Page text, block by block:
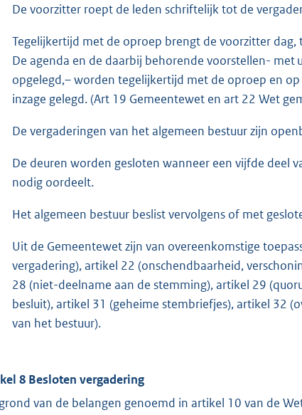
De voorzitter roept de leden schriftelijk tot de
Tegelijkertijd met de oproep brengt de voorzitter
De agenda en de daarbij behorende voorstellen-
opgelegd,– worden tegelijkertijd met de oproep en
inzage gelegd. (Art 19 Gemeentewet en art 22 Wet
De vergaderingen van het algemeen bestuur zijn
De deuren worden gesloten wanneer een vijfde deel
nodig oordeelt.
Het algemeen bestuur beslist vervolgens of met
Uit de Gemeentewet zijn van overeenkomstige
vergadering), artikel 22 (onschendbaarheid,
28 (niet-deelname aan de stemming), artikel 29
besluit), artikel 31 (geheime stembriefjes), artikel 32
van het bestuur).
8 Besloten vergadering
van de belangen genoemd in artikel 10 van de